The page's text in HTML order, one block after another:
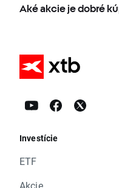
Aké akcie je dobré
Investície
ETF